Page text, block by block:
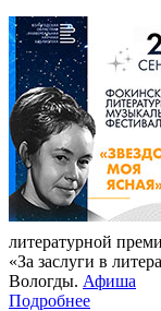
литературной
«За заслуги в
Вологды. Афиша
Подробнее